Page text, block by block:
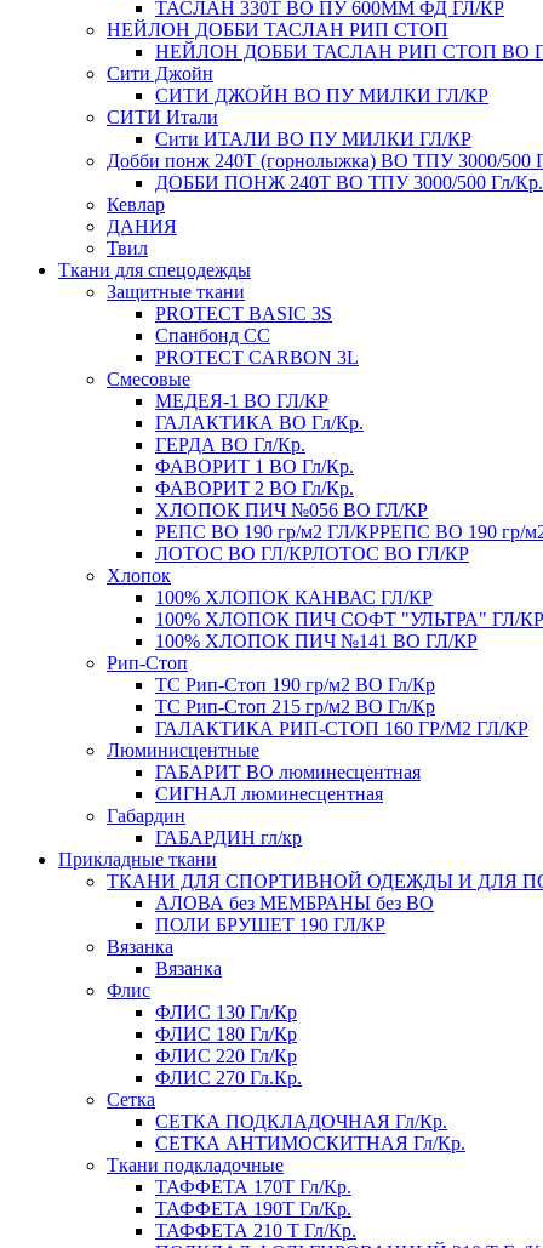
ТАСЛАН 330Т ВО ПУ 600ММ ФД ГЛ/КР
НЕЙЛОН ДОББИ ТАСЛАН РИП СТОП
НЕЙЛОН ДОББИ ТАСЛАН РИП СТОП ВО
Сити Джойн
СИТИ ДЖОЙН ВО ПУ МИЛКИ ГЛ/КР
СИТИ Итали
Сити ИТАЛИ ВО ПУ МИЛКИ ГЛ/КР
Добби понж 240Т (горнолыжка) ВО ТПУ 3000/500
ДОББИ ПОНЖ 240Т ВО ТПУ 3000/500 Гл/Кр.
Кевлар
ДАНИЯ
Твил
Ткани для спецодежды
Защитные ткани
PROTECT BASIC 3S
Спанбонд СС
PROTECT CARBON 3L
Смесовые
МЕДЕЯ-1 ВО ГЛ/КР
ГАЛАКТИКА ВО Гл/Кр.
ГЕРДА ВО Гл/Кр.
ФАВОРИТ 1 ВО Гл/Кр.
ФАВОРИТ 2 ВО Гл/Кр.
ХЛОПОК ПИЧ №056 ВО ГЛ/КР
РЕПС ВО 190 гр/м2 ГЛ/КРРЕПС ВО 190 гр/
ЛОТОС ВО ГЛ/КРЛОТОС ВО ГЛ/КР
Хлопок
100% ХЛОПОК КАНВАС ГЛ/КР
100% ХЛОПОК ПИЧ СОФТ "УЛЬТРА" ГЛ/КР
100% ХЛОПОК ПИЧ №141 ВО ГЛ/КР
Рип-Стоп
TC Рип-Стоп 190 гр/м2 ВО Гл/Кр
TC Рип-Стоп 215 гр/м2 ВО Гл/Кр
ГАЛАКТИКА РИП-СТОП 160 ГР/М2 ГЛ/КР
Люминисцентные
ГАБАРИТ ВО люминесцентная
СИГНАЛ люминесцентная
Габардин
ГАБАРДИН гл/кр
Прикладные ткани
ТКАНИ ДЛЯ СПОРТИВНОЙ ОДЕЖДЫ И ДЛЯ
АЛОВА без МЕМБРАНЫ без ВО
ПОЛИ БРУШЕТ 190 ГЛ/КР
Вязанка
Вязанка
Флис
ФЛИС 130 Гл/Кр
ФЛИС 180 Гл/Кр
ФЛИС 220 Гл/Кр
ФЛИС 270 Гл.Кр.
Сетка
СЕТКА ПОДКЛАДОЧНАЯ Гл/Кр.
СЕТКА АНТИМОСКИТНАЯ Гл/Кр.
Ткани подкладочные
ТАФФЕТА 170Т Гл/Кр.
ТАФФЕТА 190Т Гл/Кр.
ТАФФЕТА 210 Т Гл/Кр.